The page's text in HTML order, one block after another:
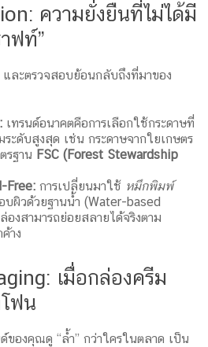
ความยั่งยืนที่ไม่ได้มี
ฟท์”
ละตรวจสอบย้อนกลับถึงที่มาของ
เทรนด์อนาคตคือการเลือกใช้กระดาษที่
ะดับสูงสุด เช่น กระดาษจากใยเกษตร
รฐาน FSC (Forest Stewardship
Free: การเปลี่ยนมาใช้ หมึกพิมพ์
บผิวด้วยฐานน้ำ (Water-based
งสามารถย่อยสลายได้จริงตาม
าง
เมื่อกล่องครีม
ฟน
องคุณดู “ล้ำ” กว่าใครในตลาด เป็น